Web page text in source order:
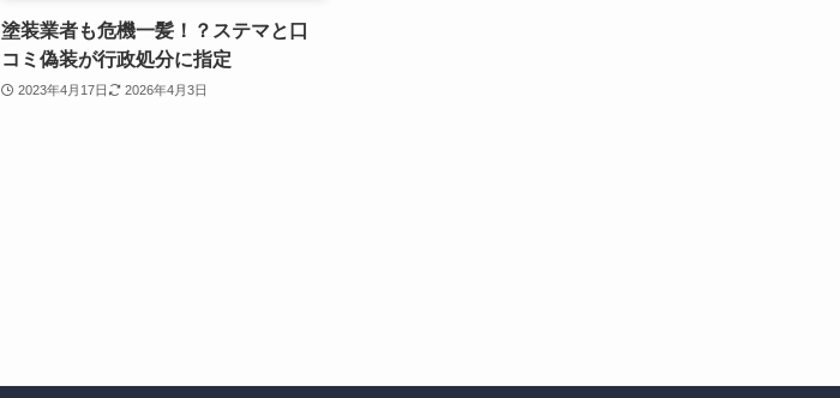
塗装業者も危機一髪！？ステマと口
コミ偽装が行政処分に指定
2023年4月17日 2026年4月3日